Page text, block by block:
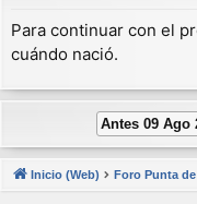
sPara continuar con el
cuándo nació.
Inicio (Web) Foro Punta